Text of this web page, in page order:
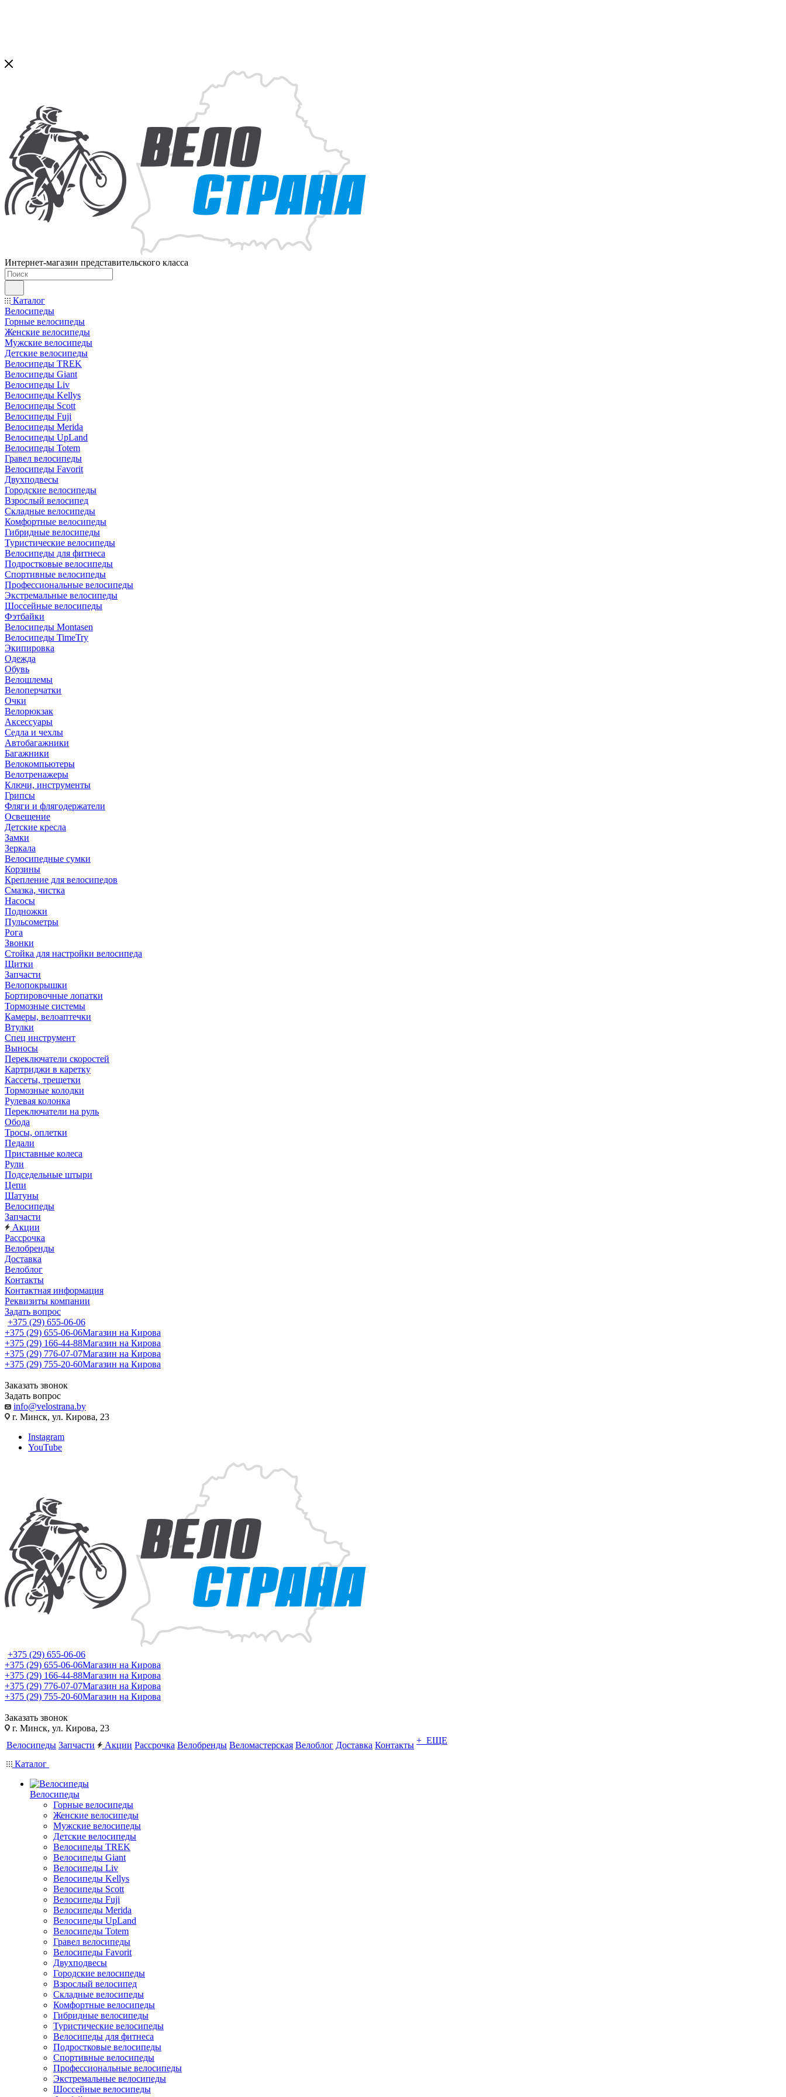
Интернет-магазин представительского класса
Каталог
Велосипеды
Горные велосипеды
Женские велосипеды
Мужские велосипеды
Детские велосипеды
Велосипеды TREK
Велосипеды Giant
Велосипеды Liv
Велосипеды Kellys
Велосипеды Scott
Велосипеды Fuji
Велосипеды Merida
Велосипеды UpLand
Велосипеды Totem
Гравел велосипеды
Велосипеды Favorit
Двухподвесы
Городские велосипеды
Взрослый велосипед
Складные велосипеды
Комфортные велосипеды
Гибридные велосипеды
Туристические велосипеды
Велосипеды для фитнеса
Подростковые велосипеды
Спортивные велосипеды
Профессиональные велосипеды
Экстремальные велосипеды
Шоссейные велосипеды
Фэтбайки
Велосипеды Montasen
Велосипеды TimeTry
Экипировка
Одежда
Обувь
Велошлемы
Велоперчатки
Очки
Велорюкзак
Аксессуары
Седла и чехлы
Автобагажники
Багажники
Велокомпьютеры
Велотренажеры
Ключи, инструменты
Грипсы
Фляги и флягодержатели
Освещение
Детские кресла
Замки
Зеркала
Велосипедные сумки
Корзины
Крепление для велосипедов
Смазка, чистка
Насосы
Подножки
Пульсометры
Рога
Звонки
Стойка для настройки велосипеда
Щитки
Запчасти
Велопокрышки
Бортировочные лопатки
Тормозные системы
Камеры, велоаптечки
Втулки
Спец инструмент
Выносы
Переключатели скоростей
Картриджи в каретку
Кассеты, трещетки
Тормозные колодки
Рулевая колонка
Переключатели на руль
Обода
Тросы, оплетки
Педали
Приставные колеса
Рули
Подседельные штыри
Цепи
Шатуны
Велосипеды
Запчасти
Акции
Рассрочка
Велобренды
Доставка
Велоблог
Контакты
Контактная информация
Реквизиты компании
Задать вопрос
+375 (29) 655-06-06
+375 (29) 655-06-06Магазин на Кирова
+375 (29) 166-44-88Магазин на Кирова
+375 (29) 776-07-07Магазин на Кирова
+375 (29) 755-20-60Магазин на Кирова
Заказать звонок
Задать вопрос
info@velostrana.by
г. Минск, ул. Кирова, 23
Instagram
YouTube
+375 (29) 655-06-06
+375 (29) 655-06-06Магазин на Кирова
+375 (29) 166-44-88Магазин на Кирова
+375 (29) 776-07-07Магазин на Кирова
+375 (29) 755-20-60Магазин на Кирова
Заказать звонок
г. Минск, ул. Кирова, 23
Велосипеды Запчасти Акции Рассрочка Велобренды Веломастерская Велоблог Доставка Контакты + ЕЩЕ
Каталог
Велосипеды
Горные велосипеды
Женские велосипеды
Мужские велосипеды
Детские велосипеды
Велосипеды TREK
Велосипеды Giant
Велосипеды Liv
Велосипеды Kellys
Велосипеды Scott
Велосипеды Fuji
Велосипеды Merida
Велосипеды UpLand
Велосипеды Totem
Гравел велосипеды
Велосипеды Favorit
Двухподвесы
Городские велосипеды
Взрослый велосипед
Складные велосипеды
Комфортные велосипеды
Гибридные велосипеды
Туристические велосипеды
Велосипеды для фитнеса
Подростковые велосипеды
Спортивные велосипеды
Профессиональные велосипеды
Экстремальные велосипеды
Шоссейные велосипеды